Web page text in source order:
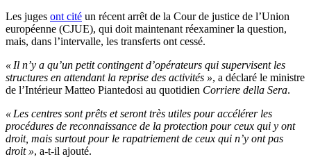
Les juges ont cité un récent arrêt de la Cour de justice de l’Union
européenne (CJUE), qui doit maintenant réexaminer la question,
mais, dans l’intervalle, les transferts ont cessé.
« Il n’y a qu’un petit contingent d’opérateurs qui supervisent les
structures en attendant la reprise des activités », a déclaré le ministre
de l’Intérieur Matteo Piantedosi au quotidien Corriere della Sera.
« Les centres sont prêts et seront très utiles pour accélérer les
procédures de reconnaissance de la protection pour ceux qui y ont
droit, mais surtout pour le rapatriement de ceux qui n’y ont pas
droit », a-t-il ajouté.